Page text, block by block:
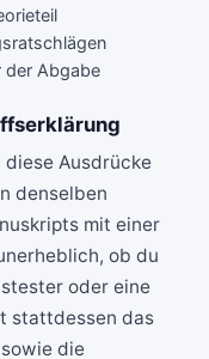
der Abgabe
Ausdrücke
denselben
mit einer
ob du
oder eine
stattdessen das
die